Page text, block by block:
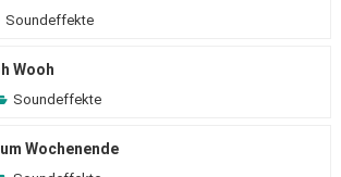
Soundeffekte
Wooh
Soundeffekte
Wochenende